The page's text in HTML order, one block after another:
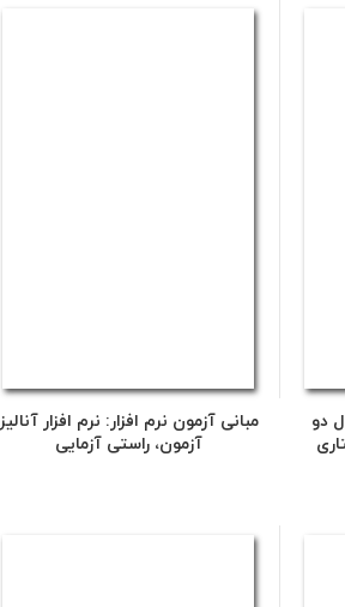
دو
مبانی آزمون نرم افزار: نرم افزار آنالیز
آزمون، راستی آزمایی